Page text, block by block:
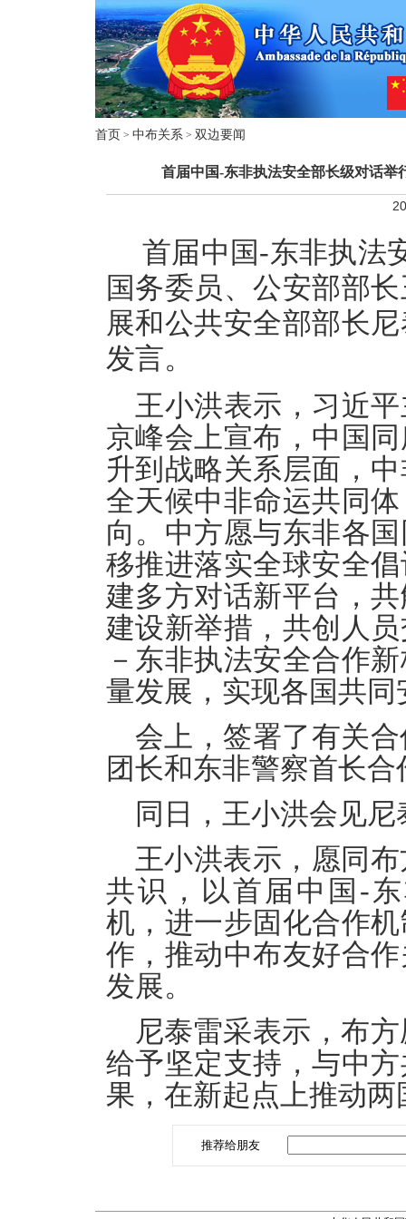
首页 > 中布关系 > 双边要闻
首届中国-东非执法安全部长级对话举
首届中国-东非执法
国务委员、公安部部
展和公共安全部部长
发言。
王小洪表示，习近
京峰会上宣布，中国
升到战略关系层面，
全天候中非命运共同
向。中方愿与东非各
移推进落实全球安全
建多方对话新平台，
建设新举措，共创人
－东非执法安全合作
量发展，实现各国共
会上，签署了有关
团长和东非警察首长
同日，王小洪会见
王小洪表示，愿同
共识，以首届中国-
机，进一步固化合作
作，推动中布友好合
发展。
尼泰雷采表示，布
给予坚定支持，与中
果，在新起点上推动
推荐给朋友